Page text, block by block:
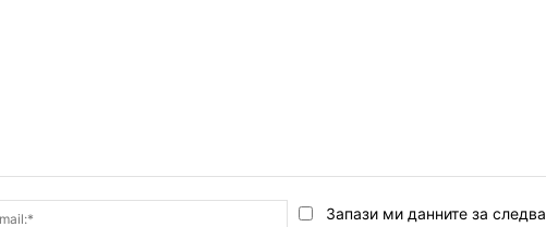
Email:*Запази ми данните за